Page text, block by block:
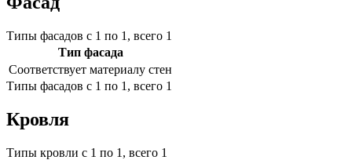
Типы фасадов с 1 по 1, всего 1
Тип фасада
Соответствует материалу стен
Типы фасадов с 1 по 1, всего 1
Кровля
Типы кровли с 1 по 1, всего 1